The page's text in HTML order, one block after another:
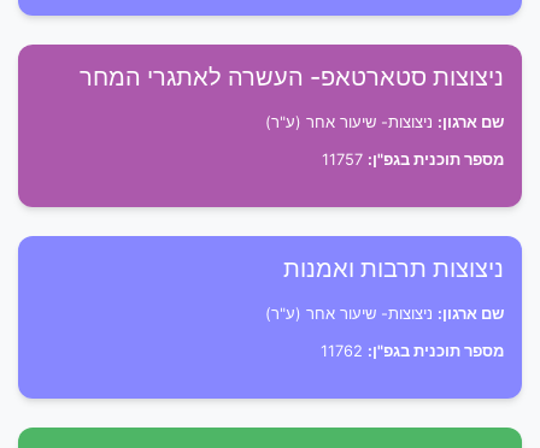
ניצוצות סטארטאפ- העשרה לאתגרי המחר
שם ארגון: ניצוצות- שיעור אחר (ע"ר)
מספר תוכנית בגפ"ן:
ניצוצות תרבות ואמנות
שם ארגון: ניצוצות- שיעור אחר (ע"ר)
מספר תוכנית בגפ"ן: